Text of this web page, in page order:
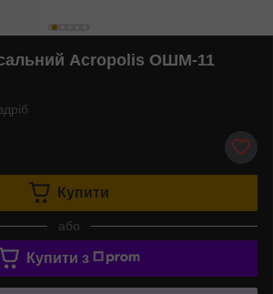
Acropolis ОШМ-11
Купити
або
Купити з